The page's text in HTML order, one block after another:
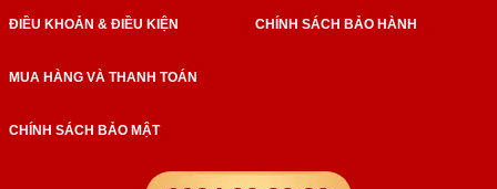
ĐIỀU KHOẢN & ĐIỀU KIỆN
MUA HÀNG VÀ THANH TOÁN
CHÍNH SÁCH BẢO MẬT
CHÍNH SÁCH BẢO HÀNH